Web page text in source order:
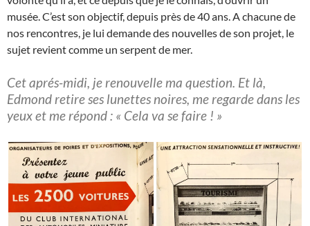
musée. C’est son objectif, depuis près de 40 ans. A chacune de
nos rencontres, je lui demande des nouvelles de son projet, le
sujet revient comme un serpent de mer.
Cet aprés-midi, je renouvelle ma question. Et là,
Edmond retire ses lunettes noires, me regarde dans les
yeux et me répond : « Cela va se faire ! »